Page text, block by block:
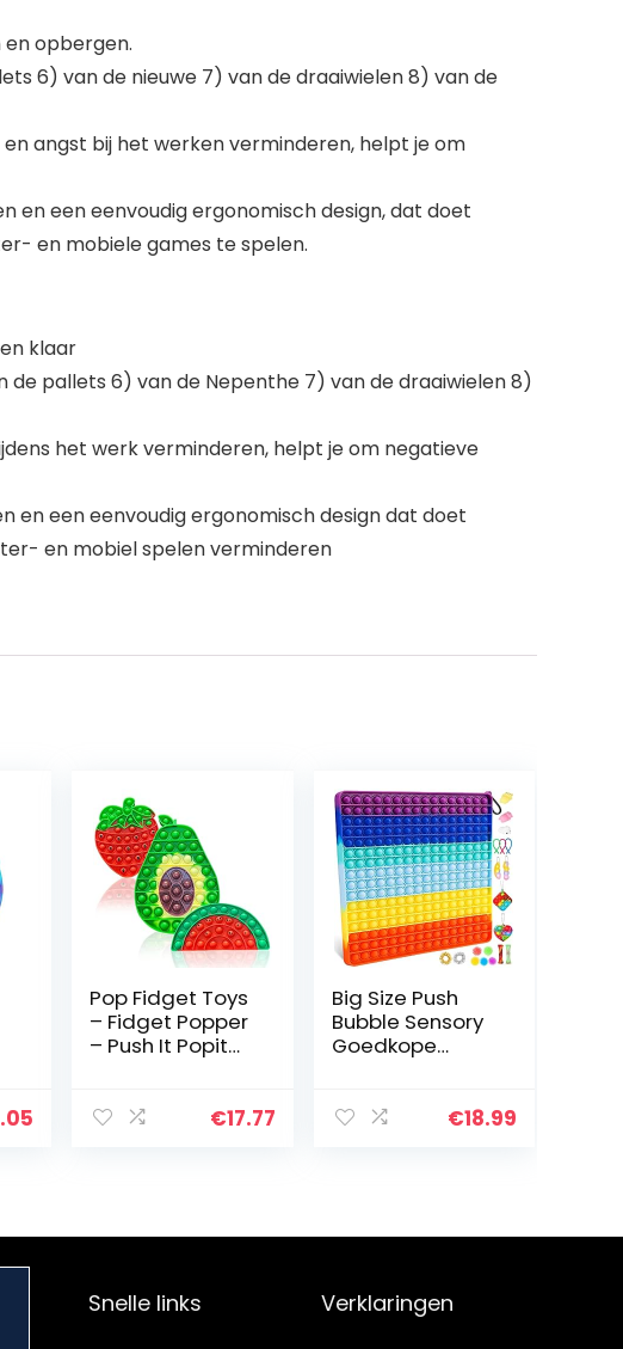
en opbergen.
6) van de nieuwe 7) van de draaiwielen 8) van de
angst bij het werken verminderen, helpt je om
een eenvoudig ergonomisch design, dat doet
en mobiele games te spelen.
klaar
pallets 6) van de Nepenthe 7) van de draaiwielen 8)
het werk verminderen, helpt je om negatieve
een eenvoudig ergonomisch design dat doet
en mobiel spelen verminderen
Pop Fidget Toys
– Fidget Popper
– Push It Popit
kinderen –
€17.77
Big Size Push
Bubble Sensory
Goedkope
Speelgoed Set
€18.99
Snelle links Verklaringen